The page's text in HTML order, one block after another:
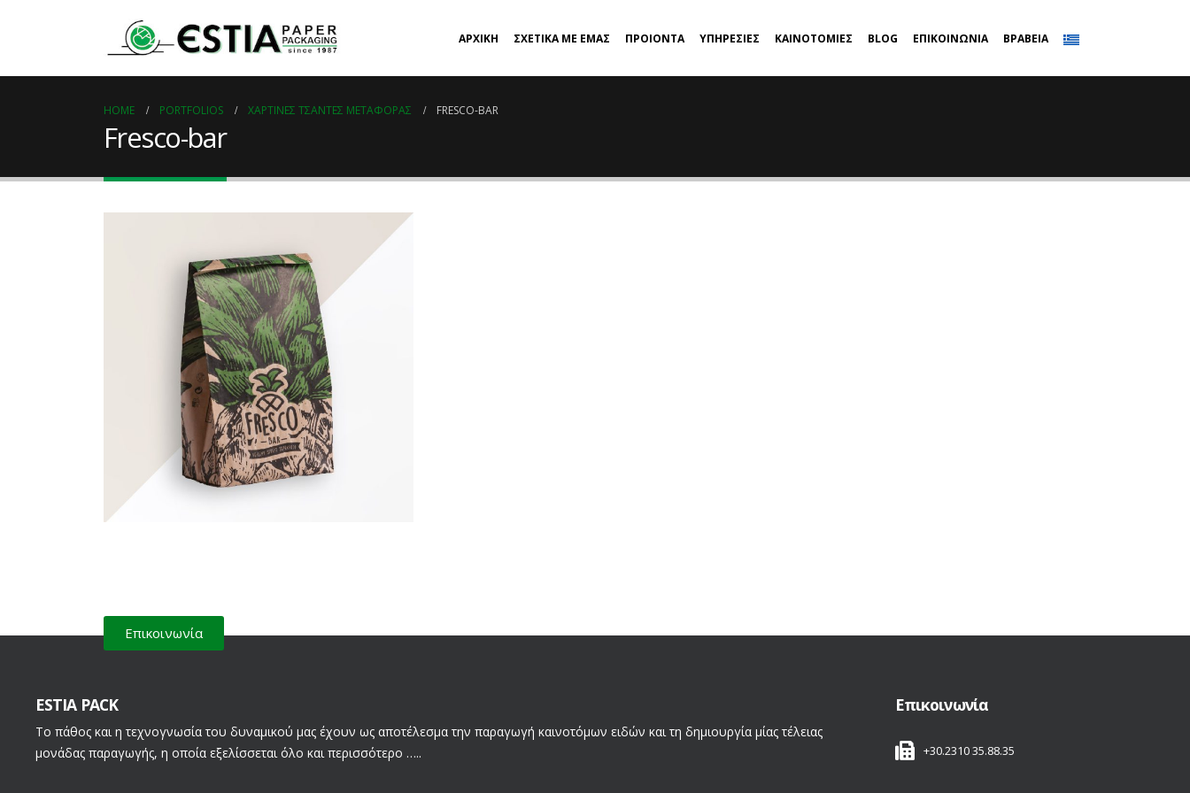
ΑΡΧΙΚΗ ΣΧΕΤΙΚΑ ΜΕ ΕΜΑΣ ΠΡΟΙΟΝΤΑ ΥΠΗΡΕΣΙΕΣ ΚΑΙΝΟΤΟΜΙΕΣ BLOG ΕΠΙΚΟΙΝΩΝΙΑ ΒΡΑΒΕΙΑ
HOME PORTFOLIOS ΧΆΡΤΙΝΕΣ ΤΣΆΝΤΕΣ ΜΕΤΑΦΟΡΆΣ FRESCO-BAR
Fresco-bar
Επικοινωνία
ESTIA PACK
Το πάθος και η τεχνογνωσία του δυναμικού μας έχουν ως αποτέλεσμα την παραγωγή καινοτόμων ειδών και τη δημιουργία μίας τέλειας
μονάδας παραγωγής, η οποία εξελίσσεται όλο και περισσότερο …..
Επικοινωνία
+30.2310 35.88.35